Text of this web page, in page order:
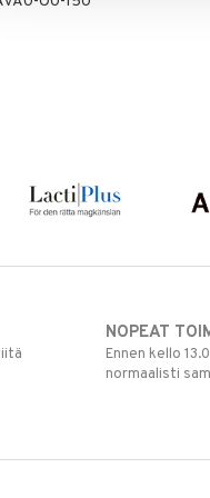
NOPEAT
Ennen kello
normaalisti